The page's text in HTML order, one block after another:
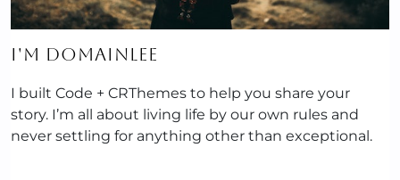
I'M DOMAINLEE
I built Code + CRThemes to help you share your
story. I’m all about living life by our own rules and
never settling for anything other than exceptional.